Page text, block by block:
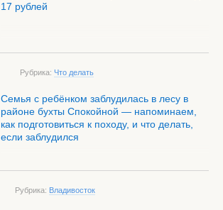
17 рублей
Рубрика: Что делать
Семья с ребёнком заблудилась в лесу в
районе бухты Спокойной — напоминаем,
как подготовиться к походу, и что делать,
если заблудился
Рубрика: Владивосток